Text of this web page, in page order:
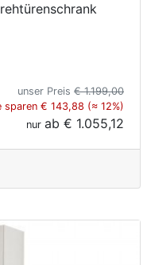
unser Preis € 1.199,00
sparen € 143,88 (≈ 12%)
nur ab € 1.055,12